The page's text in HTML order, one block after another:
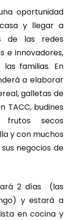
oportunidad
y llegar a
de las redes
e innovadores,
familias. En
a elaborar
galletas de
TACC, budines
secos
y con muchos
negocios de
2 días (las
y estará a
en cocina y